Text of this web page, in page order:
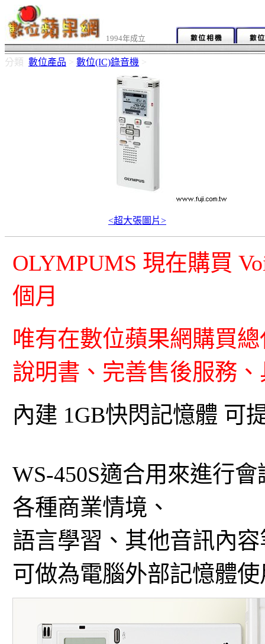
1994年成立
分類 數位產品 > 數位(IC)錄音機 >
<超大張圖片>
OLYMPUMS 現在購買
個月
唯有在數位蘋果網購買
說明書、完善售後服務
內建 1GB快閃記憶體 可
WS-450S適合用來進行
各種商業情境、
語言學習、其他音訊內
可做為電腦外部記憶體